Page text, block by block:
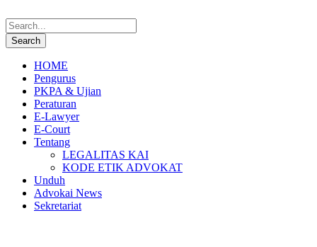
HOME
Pengurus
PKPA & Ujian
Peraturan
E-Lawyer
E-Court
Tentang
LEGALITAS KAI
KODE ETIK ADVOKAT
Unduh
Advokai News
Sekretariat